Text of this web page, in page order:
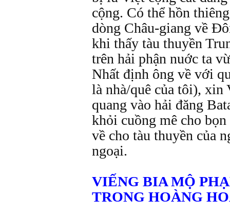
cộng. Có thể hồn
dòng Châu-giang về
khi thấy tàu thuyền
trên hải phận nuớc ta
Nhất định ông về với
là nhà/quê của tôi),
quang vào hải đăng
khỏi cuồng mê cho
về cho tàu thuyền của
ngoại.
VIẾNG BIA MỘ
TRONG HOÀNG